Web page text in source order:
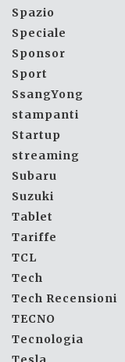
Spazio
Speciale
Sponsor
Sport
SsangYong
stampanti
Startup
streaming
Subaru
Suzuki
Tablet
Tariffe
TCL
Tech
Tech Recensioni
TECNO
Tecnologia